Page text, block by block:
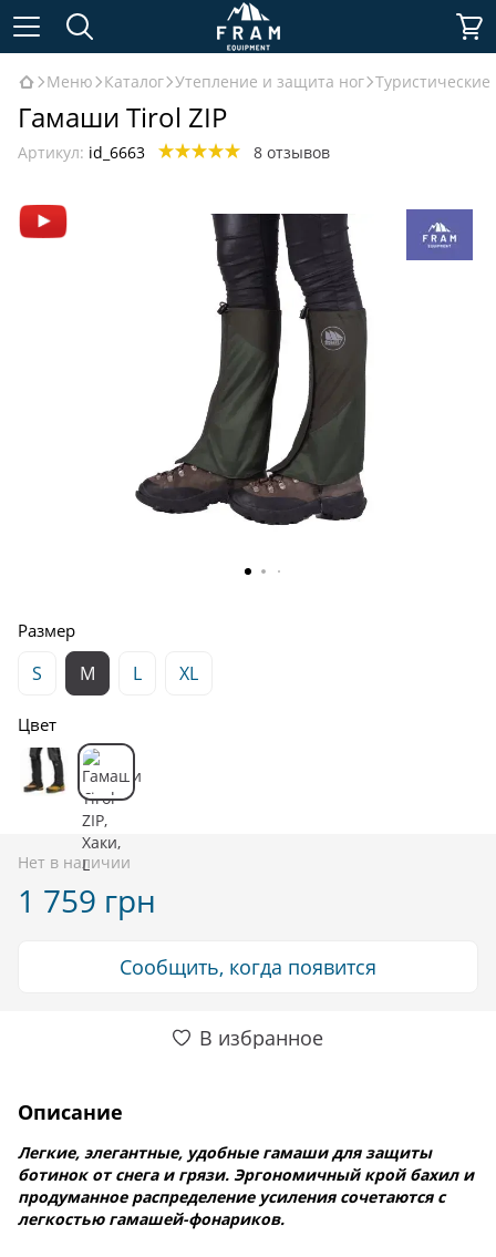
Меню Каталог Утепление и защита ног
Гамаши Tirol ZIP
Артикул: id_6663 8 отзывов
Размер
S M L XL
Цвет
Нет в наличии
1 759 грн
Сообщить, когда появится
В избранное
Описание
Легкие, элегантные, удобные гамаши для защиты
ботинок от снега и грязи. Эргономичный крой бахил и
продуманное распределение усиления сочетаются с
легкостью гамашей-фонариков.